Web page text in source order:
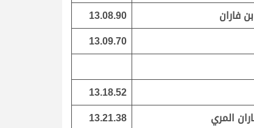
فاران
13.08.90
13.09.70
13.18.52
المري
13.21.38